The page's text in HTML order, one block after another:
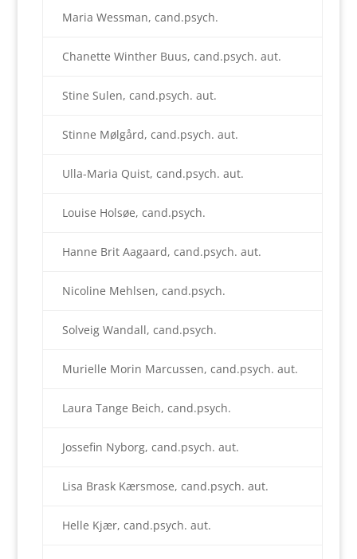
Maria Wessman, cand.psych.
Chanette Winther Buus, cand.psych. aut.
Stine Sulen, cand.psych. aut.
Stinne Mølgård, cand.psych. aut.
Ulla-Maria Quist, cand.psych. aut.
Louise Holsøe, cand.psych.
Hanne Brit Aagaard, cand.psych. aut.
Nicoline Mehlsen, cand.psych.
Solveig Wandall, cand.psych.
Murielle Morin Marcussen, cand.psych. aut.
Laura Tange Beich, cand.psych.
Jossefin Nyborg, cand.psych. aut.
Lisa Brask Kærsmose, cand.psych. aut.
Helle Kjær, cand.psych. aut.